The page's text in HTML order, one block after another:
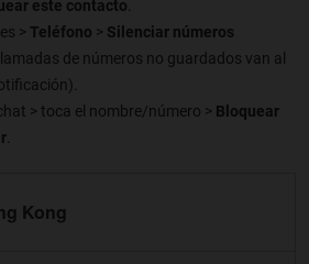
este contacto.
> Teléfono > Silenciar números
de números no guardados van al
> toca el nombre/número > Bloquear
.
Kong